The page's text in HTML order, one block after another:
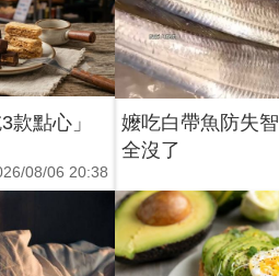
款點心」
08/06 20:38
嬤吃白帶魚防失
全沒了